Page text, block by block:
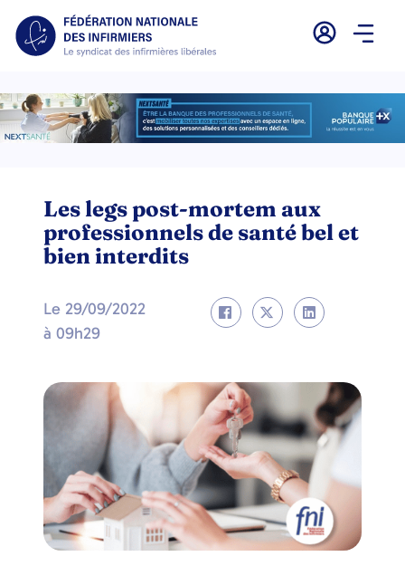
Les legs post-mortem aux
professionnels de santé bel et
bien interdits
Le 29/09/2022
à 09h29